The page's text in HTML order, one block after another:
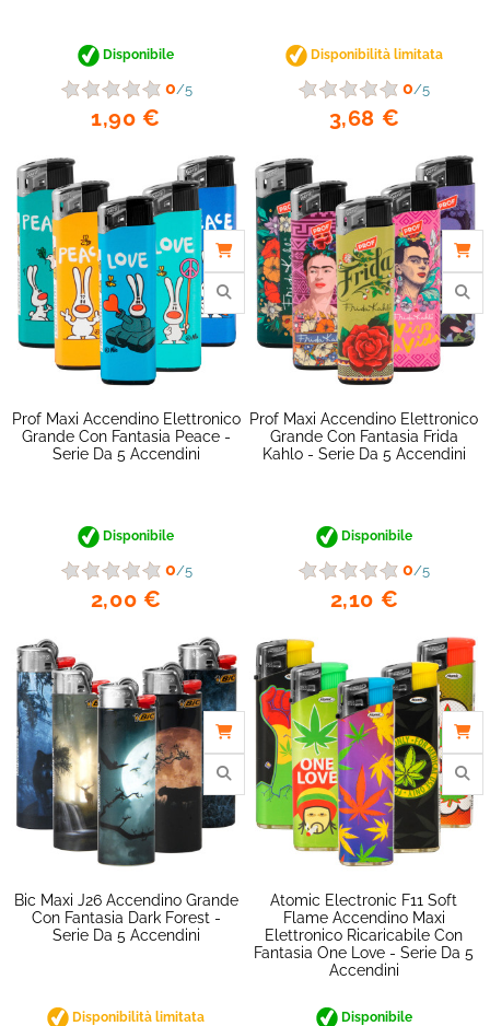
favorite_border
Disponibile
0/5
1,90 €
Disponibilità limitata
0/5
3,68 €
Prof Maxi Accendino Elettronico
Grande Con Fantasia Peace -
Serie Da 5 Accendini
Disponibile
0/5
2,00 €
Prof Maxi Accendino Elettronico
Grande Con Fantasia Frida
Kahlo - Serie Da 5 Accendini
Disponibile
0/5
2,10 €
Bic Maxi J26 Accendino Grande
Con Fantasia Dark Forest -
Serie Da 5 Accendini
Disponibilità limitata
Atomic Electronic F11 Soft
Flame Accendino Maxi
Elettronico Ricaricabile Con
Fantasia One Love - Serie Da 5
Accendini
Disponibile